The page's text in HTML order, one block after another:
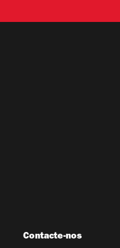
Contacte-nos